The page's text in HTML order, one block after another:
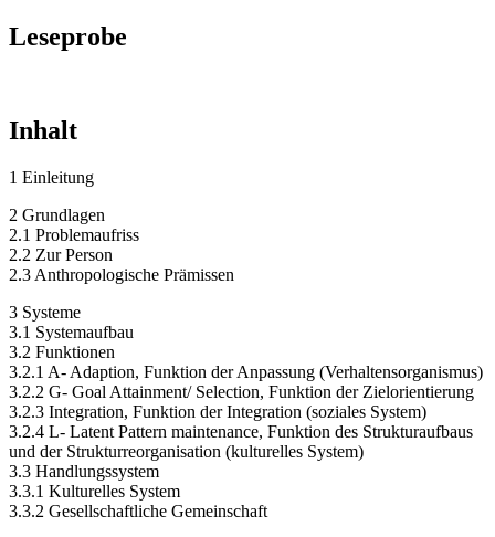
Leseprobe
Inhalt
1 Einleitung
2 Grundlagen
2.1 Problemaufriss
2.2 Zur Person
2.3 Anthropologische Prämissen
3 Systeme
3.1 Systemaufbau
3.2 Funktionen
3.2.1 A- Adaption, Funktion der Anpassung (Verhaltensorganismus)
3.2.2 G- Goal Attainment/ Selection, Funktion der Zielorientierung
3.2.3 Integration, Funktion der Integration (soziales System)
3.2.4 L- Latent Pattern maintenance, Funktion des Strukturaufbaus
und der Strukturreorganisation (kulturelles System)
3.3 Handlungssystem
3.3.1 Kulturelles System
3.3.2 Gesellschaftliche Gemeinschaft